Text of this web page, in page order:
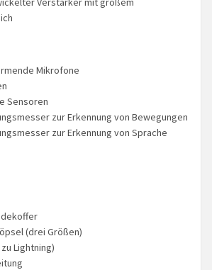
Mikrofone
Sensoren
zur Erkennung von Bewegungen
zur Erkennung von Sprache
(drei Größen)
Lightning)